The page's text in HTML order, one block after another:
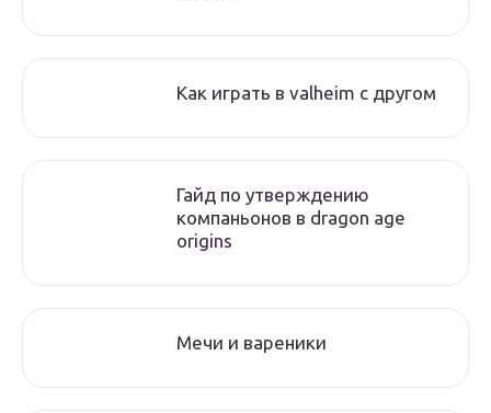
Как играть в valheim с другом
Гайд по утверждению
компаньонов в dragon age
origins
Мечи и вареники